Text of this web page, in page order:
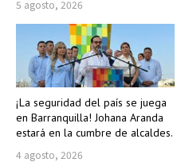
5 agosto, 2026
¡La seguridad del país se juega
en Barranquilla! Johana Aranda
estará en la cumbre de alcaldes.
4 agosto, 2026